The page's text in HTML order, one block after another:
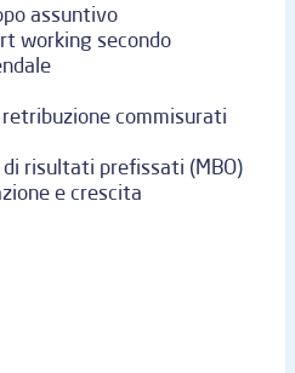
assuntivo
working secondo
commisurati
risultati prefissati (MBO)
e crescita